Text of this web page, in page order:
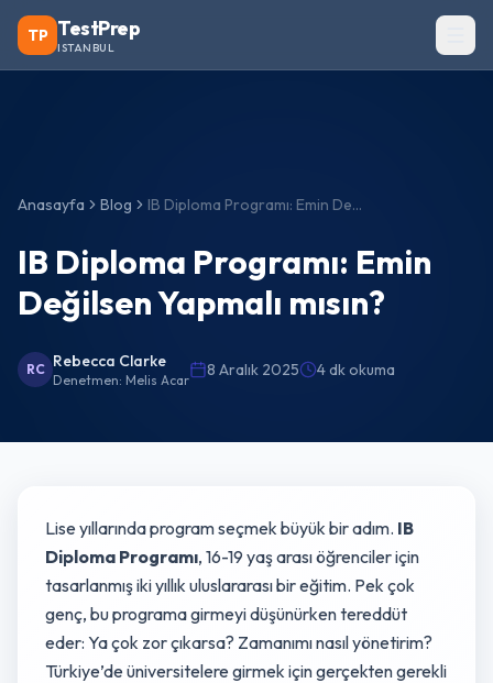
TP TestPrep
ISTANBUL
Anasayfa Blog IB Diploma Programı: Emin Değilsen Yapmalı mısın?
IB Diploma Programı: Emin
Değilsen Yapmalı mısın?
RC Rebecca Clarke
Denetmen: Melis Acar
8 Aralık 2025 4 dk okuma
Lise yıllarında program seçmek büyük bir adım. IB
Diploma Programı, 16-19 yaş arası öğrenciler için
tasarlanmış iki yıllık uluslararası bir eğitim. Pek çok
genç, bu programa girmeyi düşünürken tereddüt
eder: Ya çok zor çıkarsa? Zamanımı nasıl yönetirim?
Türkiye’de üniversitelere girmek için gerçekten gerekli